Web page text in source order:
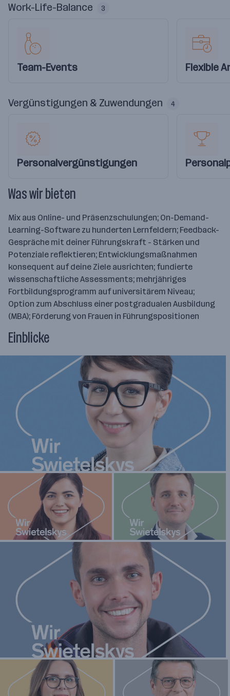
Work-Life-Balance 3
Team-Events Flexible
Vergünstigungen & Zuwendungen 4
Personalvergünstigungen
Was wir bieten
Mix aus Online- und Präsenzschulungen; On-Demand-
Learning-Software zu hunderten Lernfeldern; Feedback-
Gespräche mit deiner Führungskraft - Stärken und
Potenziale reflektieren; Entwicklungsmaßnahmen
konsequent auf deine Ziele ausrichten; fundierte
wissenschaftliche Assessments; mehrjähriges
Fortbildungsprogramm auf universitärem Niveau;
Option zum Abschluss einer postgradualen Ausbildung
(MBA); Förderung von Frauen in Führungspositionen
Einblicke